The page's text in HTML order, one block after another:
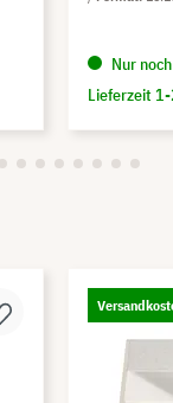
Nur
Lieferzeit